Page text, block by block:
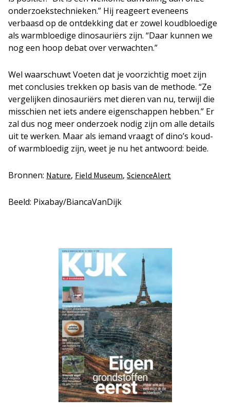
onderzoekstechnieken.” Hij reageert eveneens
verbaasd op de ontdekking dat er zowel koudbloedige
als warmbloedige dinosauriërs zijn. “Daar kunnen we
nog een hoop debat over verwachten.”
Wel waarschuwt Voeten dat je voorzichtig moet zijn
met conclusies trekken op basis van de methode. “Ze
vergelijken dinosauriërs met dieren van nu, terwijl die
misschien net iets andere eigenschappen hebben.” Er
zal dus nog meer onderzoek nodig zijn om alle details
uit te werken. Maar als iemand vraagt of dino’s koud-
of warmbloedig zijn, weet je nu het antwoord: beide.
Bronnen: Nature, Field Museum, ScienceAlert
Beeld: Pixabay/BiancaVanDijk